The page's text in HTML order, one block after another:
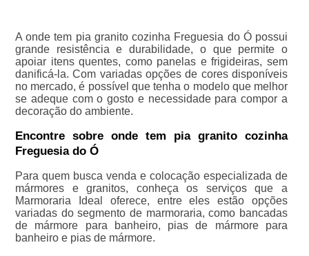
A onde tem pia granito cozinha Freguesia do Ó possui
grande resistência e durabilidade, o que permite o
apoiar itens quentes, como panelas e frigideiras, sem
danificá-la. Com variadas opções de cores disponíveis
no mercado, é possível que tenha o modelo que melhor
se adeque com o gosto e necessidade para compor a
decoração do ambiente.
Encontre sobre onde tem pia granito cozinha
Freguesia do Ó
Para quem busca venda e colocação especializada de
mármores e granitos, conheça os serviços que a
Marmoraria Ideal oferece, entre eles estão opções
variadas do segmento de marmoraria, como bancadas
de mármore para banheiro, pias de mármore para
banheiro e pias de mármore.